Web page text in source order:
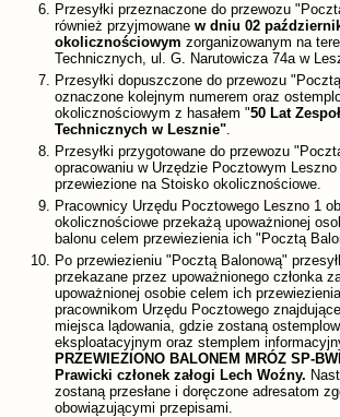
Przesyłki przeznaczone do przewozu
również przyjmowane w dniu 02
okolicznościowym zorganizowanym na
Technicznych, ul. G. Narutowicza 74a w
Przesyłki dopuszczone do przewozu
oznaczone kolejnym numerem oraz
okolicznościowym z hasałem "50 Lat
Technicznych w Lesznie".
Przesyłki przygotowane do przewozu
opracowaniu w Urzędzie Pocztowym
przewiezione na Stoisko okolicznościowe.
Pracownicy Urzędu Pocztowego Leszno 1
okolicznościowe przekażą upoważnionej
balonu celem przewiezienia ich "Pocztą
Po przewiezieniu "Pocztą Balonową"
przekazane przez upoważnionego członka
upoważnionej osobie celem ich
pracownikom Urzędu Pocztowego
miejsca lądowania, gdzie zostaną
eksploatacyjnym oraz stemplem
PRZEWIEZIONO BALONEM MRÓZ SP-
Prawicki członek załogi Lech Woźny.
zostaną przesłane i doręczone adresatom
obowiązującymi przepisami.